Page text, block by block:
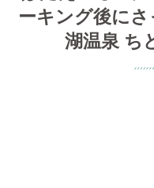
ーキング後に
湖温泉 ち